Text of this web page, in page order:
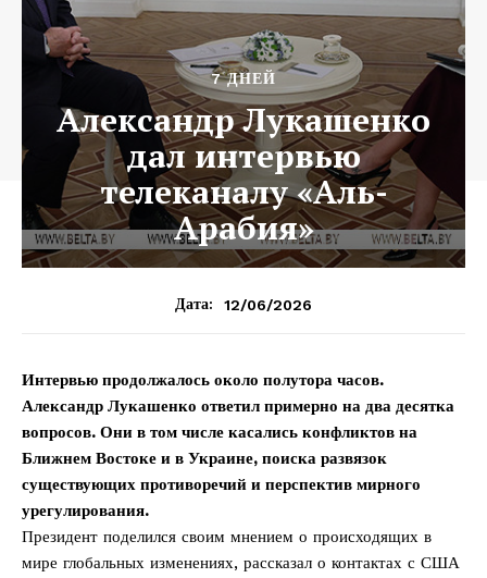
7 ДНЕЙ
Александр Лукашенко
дал интервью
телеканалу «Аль-
Арабия»
Дата: 12/06/2026
Интервью продолжалось около полутора часов.
Александр Лукашенко ответил примерно на два десятка
вопросов. Они в том числе касались конфликтов на
Ближнем Востоке и в Украине, поиска развязок
существующих противоречий и перспектив мирного
урегулирования.
Президент поделился своим мнением о происходящих в
мире глобальных изменениях, рассказал о контактах с США